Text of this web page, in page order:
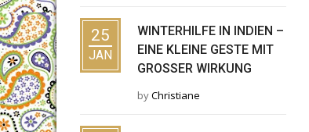
25
JAN
WINTERHILFE IN INDIEN –
EINE KLEINE GESTE MIT
GROSSER WIRKUNG
byChristiane